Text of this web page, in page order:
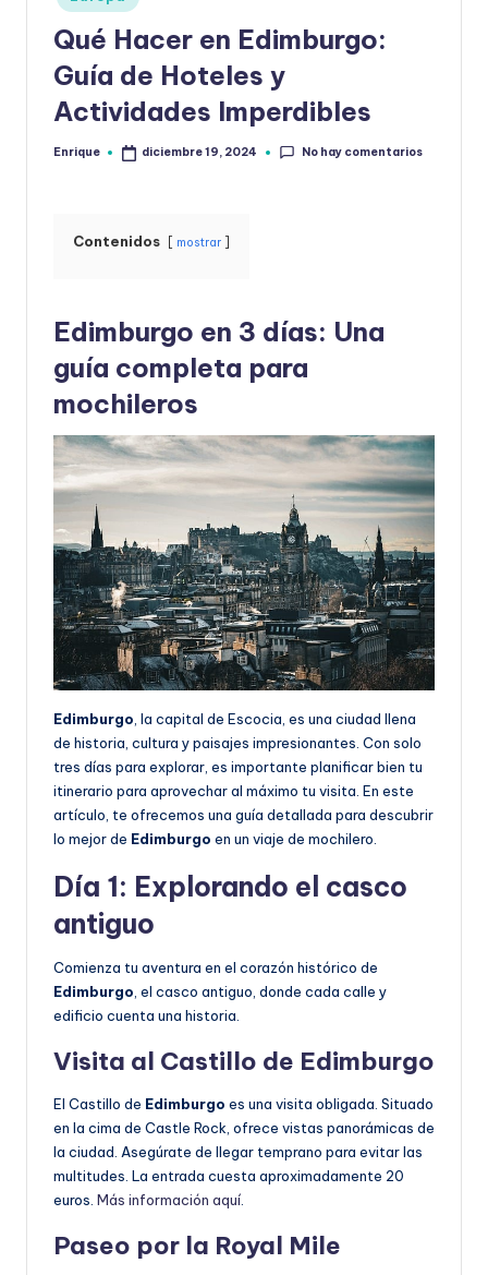
en
Qué Hacer en Edimburgo:
Guía de Hoteles y
Actividades Imperdibles
Publicado
Enrique diciembre 19, 2024 No hay comentarios
Contenidos mostrar
Edimburgo en 3 días: Una
guía completa para
mochileros
Edimburgo , la capital de Escocia, es una ciudad llena
de historia, cultura y paisajes impresionantes. Con solo
tres días para explorar, es importante planificar bien tu
itinerario para aprovechar al máximo tu visita. En este
artículo, te ofrecemos una guía detallada para descubrir
lo mejor de Edimburgo en un viaje de mochilero.
Día 1: Explorando el casco
antiguo
Comienza tu aventura en el corazón histórico de
Edimburgo , el casco antiguo, donde cada calle y
edificio cuenta una historia.
Visita al Castillo de Edimburgo
El Castillo de Edimburgo es una visita obligada. Situado
en la cima de Castle Rock, ofrece vistas panorámicas de
la ciudad. Asegúrate de llegar temprano para evitar las
multitudes. La entrada cuesta aproximadamente 20
euros. Más información aquí
Paseo por la Royal Mile